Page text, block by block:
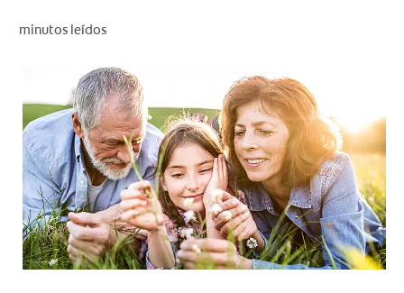
PROMOCIONES
CR (ES)
SUSCRÍBASE
minutos leídos